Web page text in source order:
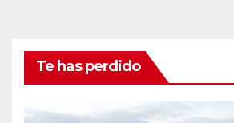
Te has perdido